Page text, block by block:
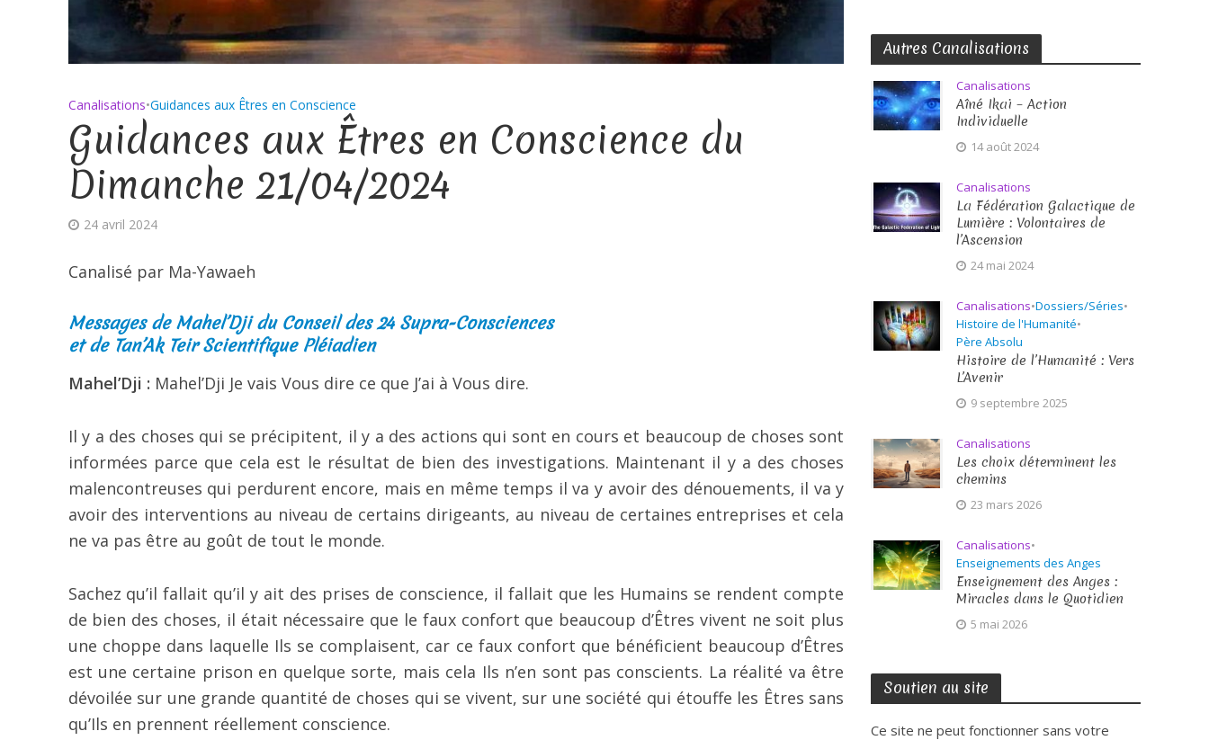
Canalisations•Guidances aux Êtres en Conscience
Guidances aux Êtres en Conscience du
Dimanche 21/04/2024
24 avril 2024
Canalisé par Ma-Yawaeh
Messages de Mahel’Dji du Conseil des 24 Supra-Consciences
et de Tan’Ak Teir Scientifique Pléiadien
Mahel’Dji : Mahel’Dji Je vais Vous dire ce que J’ai à Vous dire.
Il y a des choses qui se précipitent, il y a des actions qui sont en cours et beaucoup de choses sont
informées parce que cela est le résultat de bien des investigations. Maintenant il y a des choses
malencontreuses qui perdurent encore, mais en même temps il va y avoir des dénouements, il va y
avoir des interventions au niveau de certains dirigeants, au niveau de certaines entreprises et cela
ne va pas être au goût de tout le monde.
Sachez qu’il fallait qu’il y ait des prises de conscience, il fallait que les Humains se rendent compte
de bien des choses, il était nécessaire que le faux confort que beaucoup d’Êtres vivent ne soit plus
une choppe dans laquelle Ils se complaisent, car ce faux confort que bénéficient beaucoup d’Êtres
est une certaine prison en quelque sorte, mais cela Ils n’en sont pas conscients. La réalité va être
dévoilée sur une grande quantité de choses qui se vivent, sur une société qui étouffe les Êtres sans
qu’Ils en prennent réellement conscience.
Autres Canalisations
Canalisations
Aîné Ikai – Action
Individuelle
14 août 2024
Canalisations
La Fédération Galactique de
Lumière : Volontaires de
l’Ascension
24 mai 2024
Canalisations•Dossiers/Séries•
Histoire de l'Humanité•
Père Absolu
Histoire de l’Humanité : Vers
L’Avenir
9 septembre 2025
Canalisations
Les choix déterminent les
chemins
23 mars 2026
Canalisations•
Enseignements des Anges
Enseignement des Anges :
Miracles dans le Quotidien
5 mai 2026
Soutien au site
Ce site ne peut fonctionner sans votre